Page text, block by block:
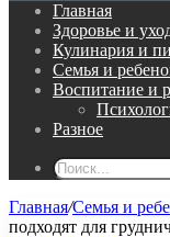
Главная
Здоровье и
Кулинария и
Семья и
Воспитание и
Разное
Главная/Семья и
подходят для